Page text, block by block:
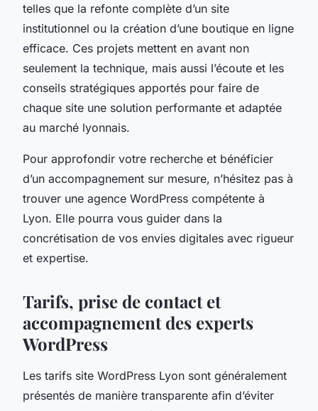
telles que la refonte complète d’un site
institutionnel ou la création d’une boutique en ligne
efficace. Ces projets mettent en avant non
seulement la technique, mais aussi l’écoute et les
conseils stratégiques apportés pour faire de
chaque site une solution performante et adaptée
au marché lyonnais.
Pour approfondir votre recherche et bénéficier
d’un accompagnement sur mesure, n’hésitez pas à
trouver une agence WordPress compétente à
Lyon. Elle pourra vous guider dans la
concrétisation de vos envies digitales avec rigueur
et expertise.
Tarifs, prise de contact et
accompagnement des experts
WordPress
Les tarifs site WordPress Lyon sont généralement
présentés de manière transparente afin d’éviter